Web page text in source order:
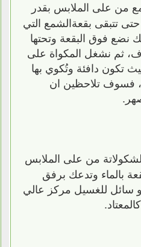
من على الملابس بقدر
تتبقى بقعةالشمع التي
نضع فوق البقعة وتحتها
ثم نشغل المكواة على
تكون دافئة وتُكوي بها
فسوف تلاحظين ان
من على الملابس
بالماء وتدعك برفق
للغسيل مركز عالي